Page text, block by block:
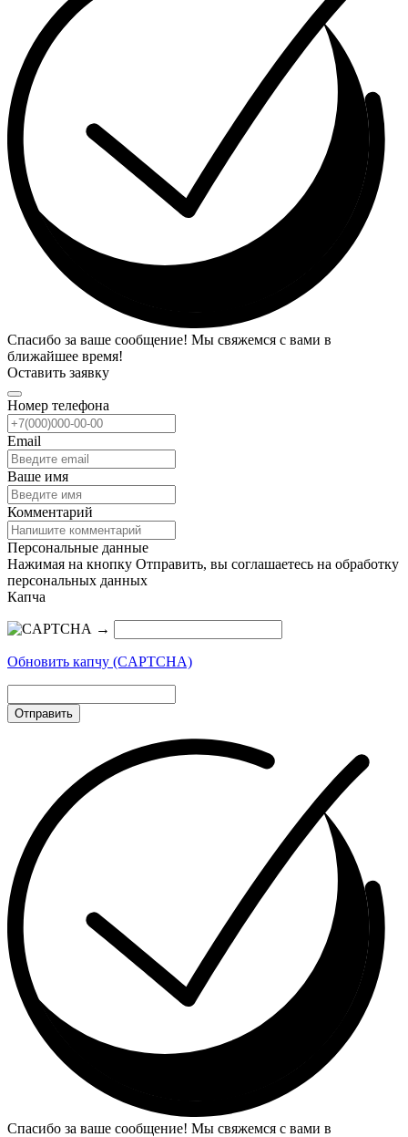
Спасибо за ваше сообщение! Мы свяжемся с вами в
ближайшее время!
Оставить заявку
Номер телефона
Email
Ваше имя
Комментарий
Персональные данные
Нажимая на кнопку Отправить, вы соглашаетесь на обработку
персональных данных
Капча
→
Обновить капчу (CAPTCHA)
Отправить
Спасибо за ваше сообщение! Мы свяжемся с вами в